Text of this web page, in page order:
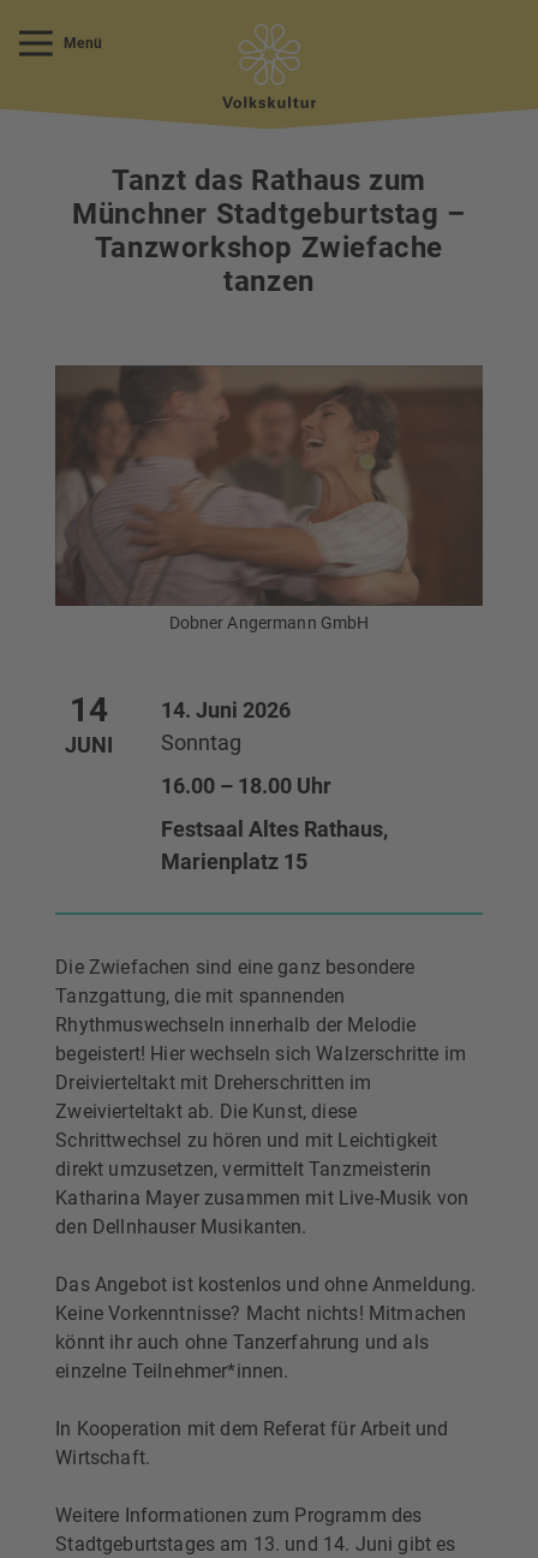
Menü
Tanzt das Rathaus zum
Münchner Stadtgeburtstag –
Tanzworkshop Zwiefache
tanzen
Dobner Angermann GmbH
14
JUNI
14. Juni 2026
Sonntag
16.00 – 18.00 Uhr
Festsaal Altes Rathaus,
Marienplatz 15
Die Zwiefachen sind eine ganz besondere
Tanzgattung, die mit spannenden
Rhythmuswechseln innerhalb der Melodie
begeistert! Hier wechseln sich Walzerschritte im
Dreivierteltakt mit Dreherschritten im
Zweivierteltakt ab. Die Kunst, diese
Schrittwechsel zu hören und mit Leichtigkeit
direkt umzusetzen, vermittelt Tanzmeisterin
Katharina Mayer zusammen mit Live-Musik von
den Dellnhauser Musikanten.
Das Angebot ist kostenlos und ohne Anmeldung.
Keine Vorkenntnisse? Macht nichts! Mitmachen
könnt ihr auch ohne Tanzerfahrung und als
einzelne Teilnehmer*innen.
In Kooperation mit dem Referat für Arbeit und
Wirtschaft.
Weitere Informationen zum Programm des
Stadtgeburtstages am 13. und 14. Juni gibt es